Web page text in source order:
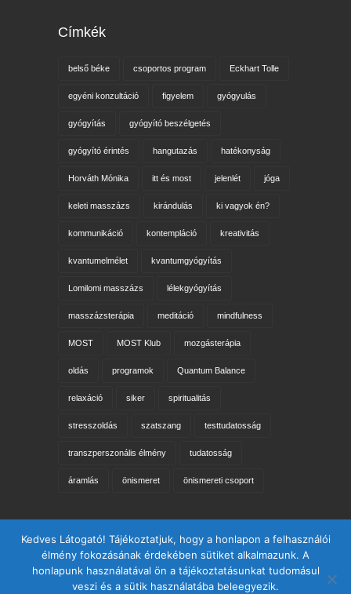
Címkék
belső béke csoportos program Eckhart Tolle
egyéni konzultáció figyelem gyógyulás
gyógyítás gyógyító beszélgetés
gyógyító érintés hangutazás hatékonyság
Horváth Mónika itt és most jelenlét jóga
keleti masszázs kirándulás ki vagyok én?
kommunikáció kontempláció kreativitás
kvantumelmélet kvantumgyógyítás
Lomilomi masszázs lélekgyógyítás
masszázsterápia meditáció mindfulness
MOST MOST Klub mozgásterápia
oldás programok Quantum Balance
relaxáció siker spiritualitás
stresszoldás szatszang testtudatosság
transzperszonális élmény tudatosság
áramlás önismeret önismereti csoport
Keresés az oldalon
Kedves Látogató! Tájékoztatjuk, hogy a honlapon a felhasználói
élmény fokozásának érdekében sütiket alkalmazunk. A
honlapunk használatával ön a tájékoztatásunkat tudomásul
veszi és a sütik használatába beleegyezik.